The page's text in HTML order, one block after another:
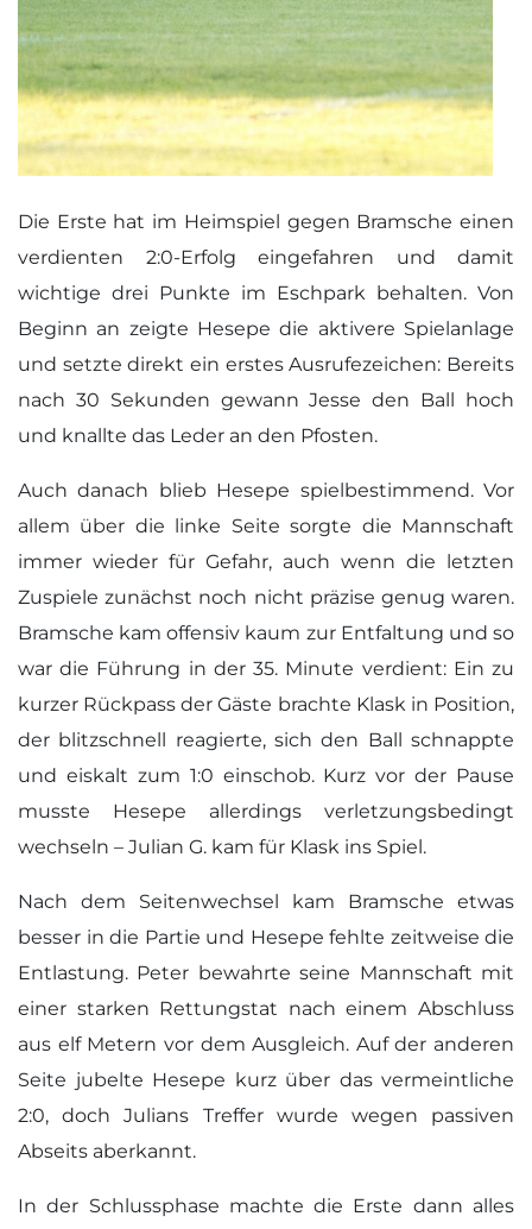
Die Erste hat im Heimspiel gegen Bramsche einen
verdienten 2:0-Erfolg eingefahren und damit
wichtige drei Punkte im Eschpark behalten. Von
Beginn an zeigte Hesepe die aktivere Spielanlage
und setzte direkt ein erstes Ausrufezeichen: Bereits
nach 30 Sekunden gewann Jesse den Ball hoch
und knallte das Leder an den Pfosten.
Auch danach blieb Hesepe spielbestimmend. Vor
allem über die linke Seite sorgte die Mannschaft
immer wieder für Gefahr, auch wenn die letzten
Zuspiele zunächst noch nicht präzise genug waren.
Bramsche kam offensiv kaum zur Entfaltung und so
war die Führung in der 35. Minute verdient: Ein zu
kurzer Rückpass der Gäste brachte Klask in Position,
der blitzschnell reagierte, sich den Ball schnappte
und eiskalt zum 1:0 einschob. Kurz vor der Pause
musste Hesepe allerdings verletzungsbedingt
wechseln – Julian G. kam für Klask ins Spiel.
Nach dem Seitenwechsel kam Bramsche etwas
besser in die Partie und Hesepe fehlte zeitweise die
Entlastung. Peter bewahrte seine Mannschaft mit
einer starken Rettungstat nach einem Abschluss
aus elf Metern vor dem Ausgleich. Auf der anderen
Seite jubelte Hesepe kurz über das vermeintliche
2:0, doch Julians Treffer wurde wegen passiven
Abseits aberkannt.
In der Schlussphase machte die Erste dann alles